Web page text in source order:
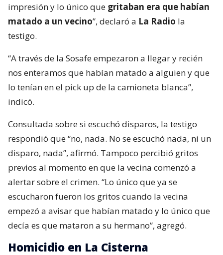
impresión y lo único que gritaban era que habían
matado a un vecino”, declaró a La Radio la
testigo.
“A través de la Sosafe empezaron a llegar y recién
nos enteramos que habían matado a alguien y que
lo tenían en el pick up de la camioneta blanca”,
indicó.
Consultada sobre si escuchó disparos, la testigo
respondió que “no, nada. No se escuchó nada, ni un
disparo, nada”, afirmó. Tampoco percibió gritos
previos al momento en que la vecina comenzó a
alertar sobre el crimen. “Lo único que ya se
escucharon fueron los gritos cuando la vecina
empezó a avisar que habían matado y lo único que
decía es que mataron a su hermano”, agregó.
Homicidio en La Cisterna